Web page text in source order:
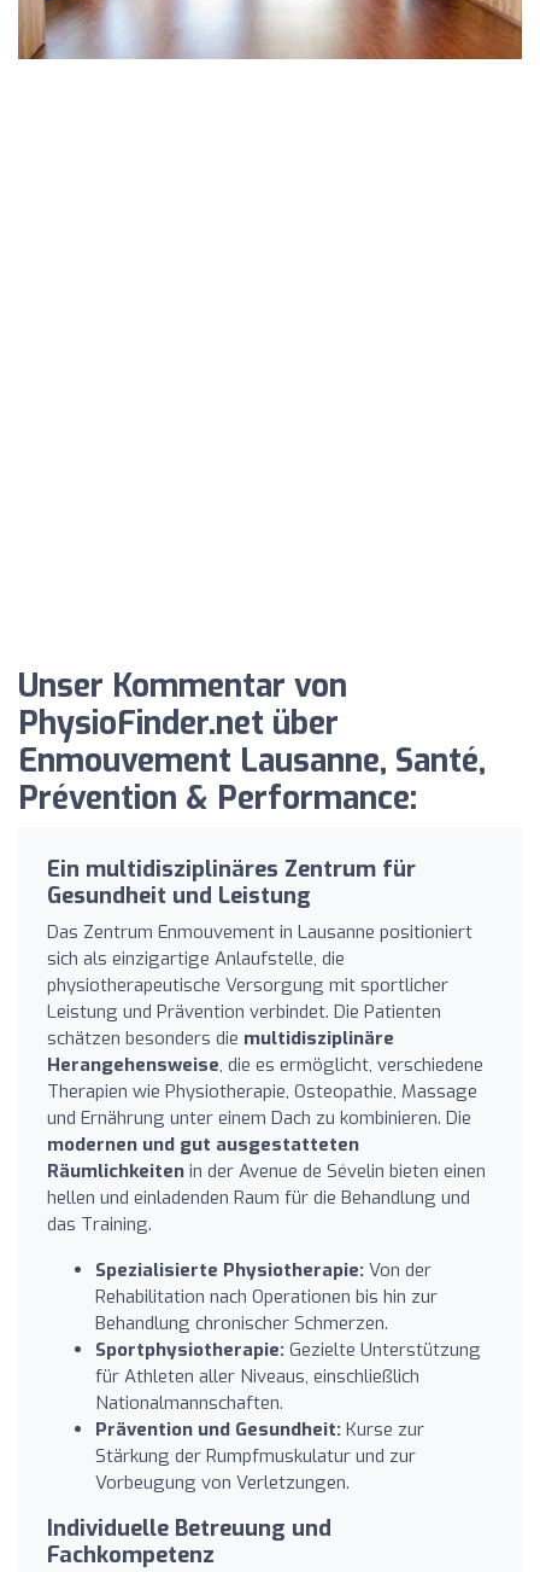
Unser Kommentar von
PhysioFinder.net über
Enmouvement Lausanne, Santé,
Prévention & Performance:
Ein multidisziplinäres Zentrum für
Gesundheit und Leistung
Das Zentrum Enmouvement in Lausanne positioniert
sich als einzigartige Anlaufstelle, die
physiotherapeutische Versorgung mit sportlicher
Leistung und Prävention verbindet. Die Patienten
schätzen besonders die multidisziplinäre
Herangehensweise, die es ermöglicht, verschiedene
Therapien wie Physiotherapie, Osteopathie, Massage
und Ernährung unter einem Dach zu kombinieren. Die
modernen und gut ausgestatteten
Räumlichkeiten in der Avenue de Sévelin bieten einen
hellen und einladenden Raum für die Behandlung und
das Training.
Spezialisierte Physiotherapie: Von der
Rehabilitation nach Operationen bis hin zur
Behandlung chronischer Schmerzen.
Sportphysiotherapie: Gezielte Unterstützung
für Athleten aller Niveaus, einschließlich
Nationalmannschaften.
Prävention und Gesundheit: Kurse zur
Stärkung der Rumpfmuskulatur und zur
Vorbeugung von Verletzungen.
Individuelle Betreuung und
Fachkompetenz